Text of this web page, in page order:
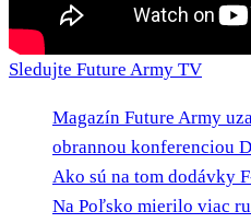
Sledujte Future Army TV
Magazín Future Army
obrannou konferenciou
Ako sú na tom dodávky
Na Poľsko mierilo viac